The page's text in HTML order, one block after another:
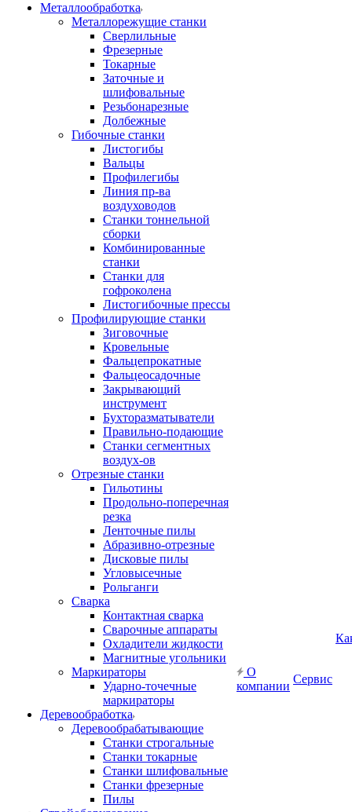
Металлообработка
Металлорежущие станки
Сверлильные
Фрезерные
Токарные
Заточные и
шлифовальные
Резьбонарезные
Долбежные
Гибочные станки
Листогибы
Вальцы
Профилегибы
Линия пр-ва
воздуховодов
Станки тоннельной
сборки
Комбинированные
станки
Станки для
гофроколена
Листогибочные прессы
Профилирующие станки
Зиговочные
Кровельные
Фальцепрокатные
Фальцеосадочные
Закрывающий
инструмент
Бухторазматыватели
Правильно-подающие
Станки сегментных
воздух-ов
Отрезные станки
Гильотины
Продольно-поперечная
резка
Ленточные пилы
Абразивно-отрезные
Дисковые пилы
Угловысечные
Рольганги
Сварка
Контактная сварка
Сварочные аппараты
Охладители жидкости
Магнитные угольники
Маркираторы
Ударно-точечные
маркираторы
Деревообработка
Деревообрабатывающие
Станки строгальные
Станки токарные
Станки шлифовальные
Станки фрезерные
Пилы
О
компании
Сервис